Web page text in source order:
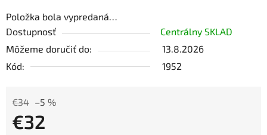
Položka bola vypredaná…
Dostupnosť
Centrálny SKLAD
Môžeme doručiť do:
13.8.2026
Kód:
1952
€34 –5 %
€32